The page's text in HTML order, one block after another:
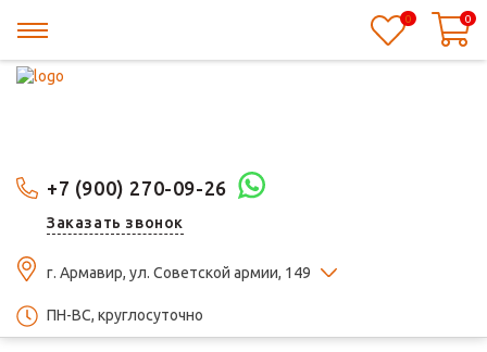
+7 (900) 270-09-26
Заказать звонок
г. Армавир, ул. Советской армии, 149
ПН-ВС, круглосуточно
0 0